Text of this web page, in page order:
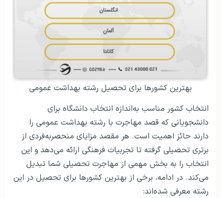
بهترین کشورها برای تحصیل رشته بهداشت عمومی
انتخاب کشور مناسب به‌اندازه انتخاب دانشگاه برای
دانشجویانی که قصد مهاجرت با رشته بهداشت عمومی را
دارند حائز اهمیت است. هر مقصد مزایای منحصربه‌فردی از
برتری تحصیلی گرفته تا تجربیات فرهنگی ارائه می‌دهد و این
انتخاب را به بخش مهمی از مهاجرت تحصیلی شما تبدیل
می‌کند. در ادامه، برخی از بهترین کشورها برای تحصیل در این
رشته معرفی شده‌اند: